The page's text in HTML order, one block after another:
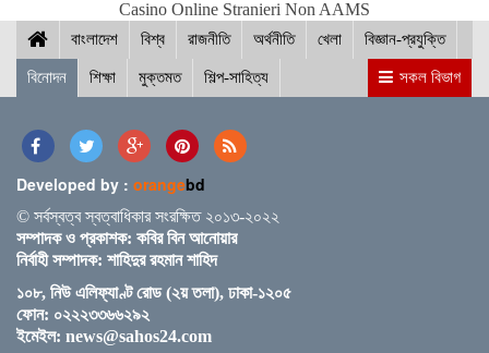
ছাত্র-ছাত্রীদের সুনাগরিক হিসেবে গড়ে ওঠার আহ্বান সিমিন
হোসেন রিমির
নড়াইলের চিত্রাপাড়ে চলছে এসএম সুলতান শীর্ষক দুই
নতুন ব্রিটিশ প্রধানমন্ত্রী কেয়ার স্টারমারকে প্রধানমন্ত্রীর
অভিনন্দন
Casino Online Stranieri Non AAMS
বাংলাদেশ বিশ্ব রাজনীতি অর্থনীতি খেলা বিজ্ঞান-প্রযুক্তি
বিনোদন শিক্ষা মুক্তমত শিল্প-সাহিত্য সকল বিভাগ
Developed by : orangebd
© সর্বস্বত্ব স্বত্বাধিকার সংরক্ষিত ২০১৩-২০২২
সম্পাদক ও প্রকাশক: কবির বিন আনোয়ার
নির্বাহী সম্পাদক: শাহিদুর রহমান শাহিদ
১০৮, নিউ এলিফ্যাণ্ট রোড (২য় তলা), ঢাকা-১২০৫
ফোন: ০২২২৩৩৬৬২৯২
ইমেইল: news@sahos24.com